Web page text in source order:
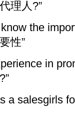
理人?”
the
性”
in
a salesgirls